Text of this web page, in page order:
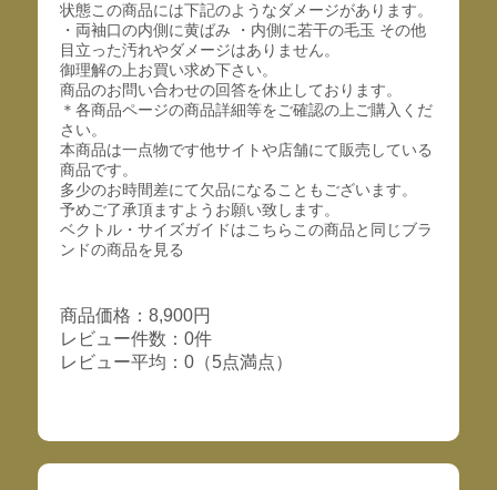
状態この商品には下記のようなダメージがあります。
・両袖口の内側に黄ばみ ・内側に若干の毛玉 その他
目立った汚れやダメージはありません。
御理解の上お買い求め下さい。
商品のお問い合わせの回答を休止しております。
＊各商品ページの商品詳細等をご確認の上ご購入くだ
さい。
本商品は一点物です他サイトや店舗にて販売している
商品です。
多少のお時間差にて欠品になることもございます。
予めご了承頂ますようお願い致します。
ベクトル・サイズガイドはこちらこの商品と同じブラ
ンドの商品を見る
商品価格：8,900円
レビュー件数：0件
レビュー平均：0（5点満点）